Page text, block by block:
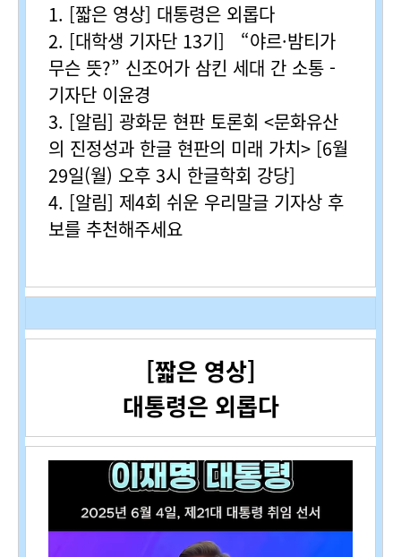
1. [짧은 영상] 대통령은 외롭다
2. [대학생 기자단 13기] “야르·밤티가
무슨 뜻?” 신조어가 삼킨 세대 간 소통 -
기자단 이윤경
3. [알림] 광화문 현판 토론회 <문화유산
의 진정성과 한글 현판의 미래 가치> [6월
29일(월) 오후 3시 한글학회 강당]
4. [알림] 제4회 쉬운 우리말글 기자상 후
보를 추천해주세요
[짧은 영상]
대통령은 외롭다